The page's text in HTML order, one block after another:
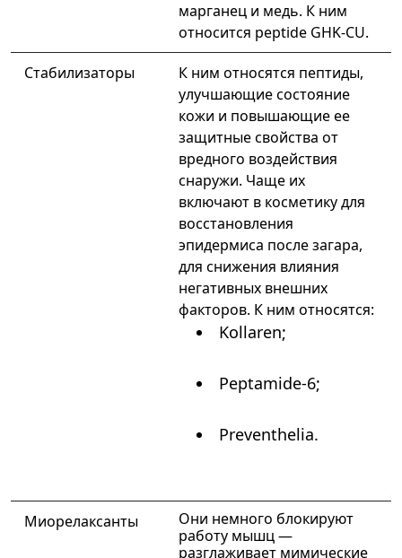
марганец и медь. К ним
относится peptide GHK-CU.
Стабилизаторы
К ним относятся пептиды,
улучшающие состояние
кожи и повышающие ее
защитные свойства от
вредного воздействия
снаружи. Чаще их
включают в косметику для
восстановления
эпидермиса после загара,
для снижения влияния
негативных внешних
факторов. К ним относятся:
Kollaren;
Peptamide-6;
Preventhelia.
Миорелаксанты
Они немного блокируют
работу мышц —
разглаживает мимические